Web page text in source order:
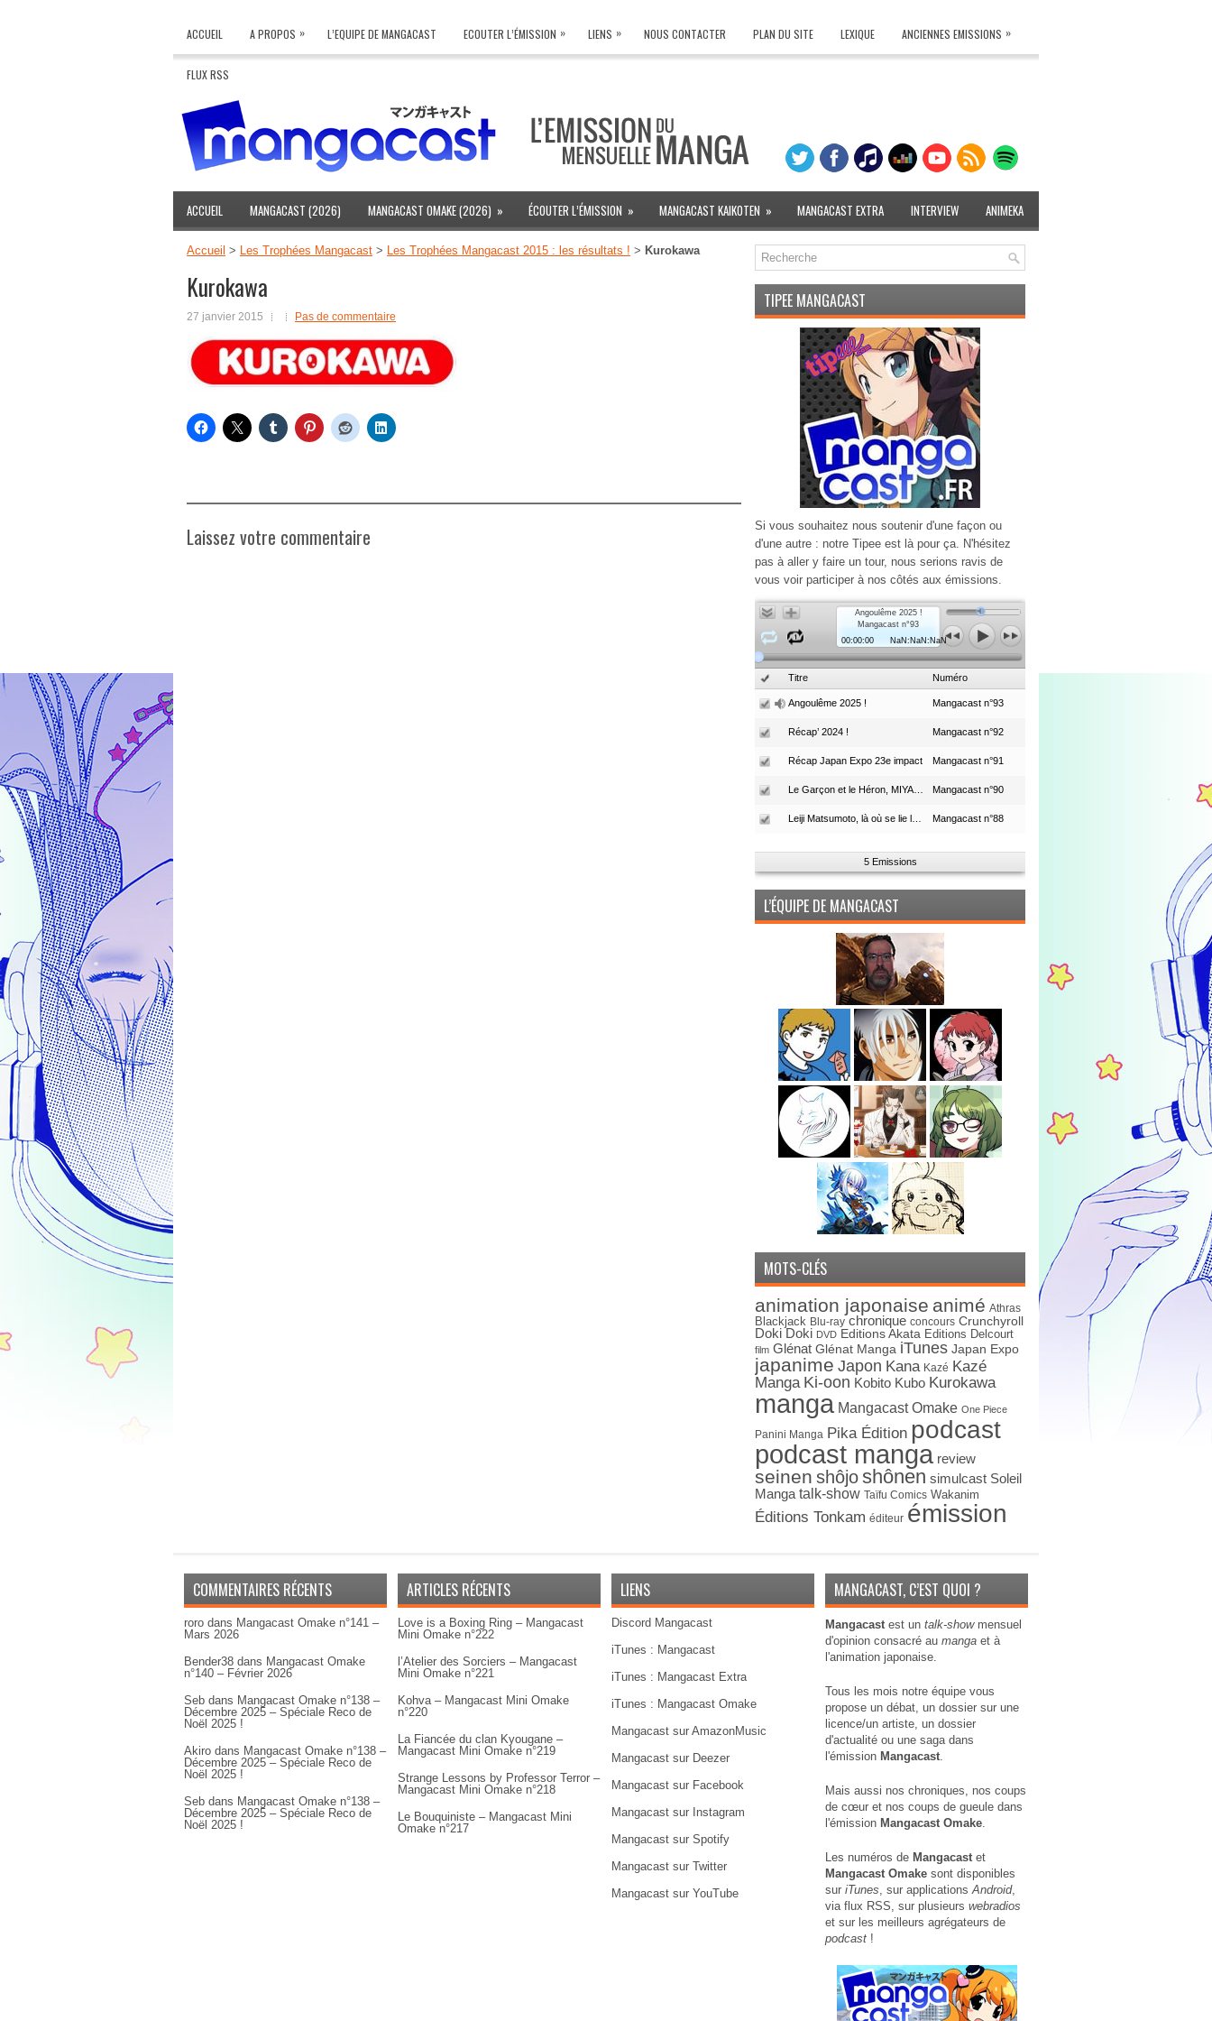
ACCUEIL A PROPOS » L’EQUIPE DE MANGACAST ECOUTER L’ÉMISSION » LIENS » NOUS CONTACTER PLAN DU SITE LEXIQUE ANCIENNES EMISSIONS »
FLUX RSS
ACCUEIL MANGACAST (2026) MANGACAST OMAKE (2026) » ÉCOUTER L’ÉMISSION » MANGACAST KAIKOTEN » MANGACAST EXTRA INTERVIEW ANIMEKA
Accueil > Les Trophées Mangacast > Les Trophées Mangacast 2015 : les résultats ! > Kurokawa
Kurokawa
27 janvier 2015 Pas de commentaire
Laissez votre commentaire
TIPEE MANGACAST
Si vous souhaitez nous soutenir d'une façon ou
d'une autre : notre Tipee est là pour ça. N'hésitez
pas à aller y faire un tour, nous serions ravis de
vous voir participer à nos côtés aux émissions.
Angoulême 2025 !
Mangacast n°93
00:00:00
NaN:NaN:NaN
Titre Numéro
Angoulême 2025 ! Mangacast n°93
Récap’ 2024 ! Mangacast n°92
Récap Japan Expo 23e impact Mangacast n°91
Mangacast n°90
Mangacast n°88
5 Emissions
L’ÉQUIPE DE MANGACAST
MOTS-CLÉS
animation japonaise animé Athras
Blackjack Blu-ray chronique concours Crunchyroll
Doki Doki DVD Editions Akata Editions Delcourt
film Glénat Glénat Manga iTunes Japan Expo
japanime Japon Kana Kazé Kazé
Manga Ki-oon Kobito Kubo Kurokawa
manga Mangacast Omake One Piece
Panini Manga Pika Édition podcast
podcast manga review
seinen shôjoshônen simulcast Soleil
Manga talk-show Taïfu Comics Wakanim
Éditions Tonkam éditeur émission
COMMENTAIRES RÉCENTS
roro dans Mangacast Omake n°141 –
Mars 2026
Bender38 dans Mangacast Omake
n°140 – Février 2026
Seb dans Mangacast Omake n°138 –
Décembre 2025 – Spéciale Reco de
Noël 2025 !
Akiro dans Mangacast Omake n°138 –
Décembre 2025 – Spéciale Reco de
Noël 2025 !
Seb dans Mangacast Omake n°138 –
Décembre 2025 – Spéciale Reco de
Noël 2025 !
ARTICLES RÉCENTS
Love is a Boxing Ring – Mangacast
Mini Omake n°222
l’Atelier des Sorciers – Mangacast
Mini Omake n°221
Kohva – Mangacast Mini Omake
n°220
La Fiancée du clan Kyougane –
Mangacast Mini Omake n°219
Strange Lessons by Professor Terror –
Mangacast Mini Omake n°218
Le Bouquiniste – Mangacast Mini
Omake n°217
LIENS
Discord Mangacast
iTunes : Mangacast
iTunes : Mangacast Extra
iTunes : Mangacast Omake
Mangacast sur AmazonMusic
Mangacast sur Deezer
Mangacast sur Facebook
Mangacast sur Instagram
Mangacast sur Spotify
Mangacast sur Twitter
Mangacast sur YouTube
MANGACAST, C’EST QUOI ?
Mangacastest un talk-showmensuel
d'opinion consacré au manga et à
l'animation japonaise.
Tous les mois notre équipe vous
propose un débat, un dossier sur une
licence/un artiste, un dossier
d'actualité ou une saga dans
l'émission Mangacast.
Mais aussi nos chroniques, nos coups
de cœur et nos coups de gueule dans
l'émission Mangacast Omake.
Les numéros de Mangacastet
Mangacast Omake sont disponibles
sur iTunes, sur applicationsAndroid,
via flux RSS, sur plusieurs webradios
et sur les meilleurs agrégateurs de
podcast !